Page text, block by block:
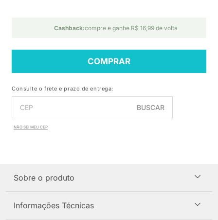
Cashback:compre e ganhe R$ 16,99 de volta
COMPRAR
Consulte o frete e prazo de entrega:
BUSCAR
NÃO SEI MEU CEP
Sobre o produto
Informações Técnicas